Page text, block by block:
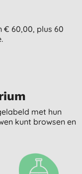
€ 60,00, plus 60
met hun
kunt browsen en